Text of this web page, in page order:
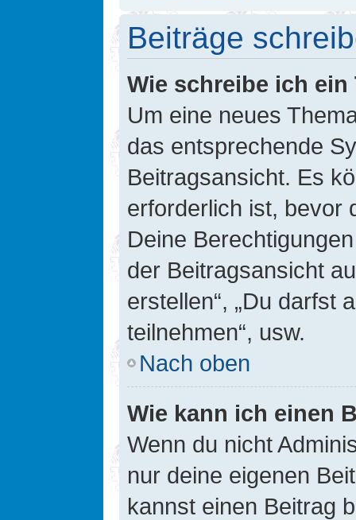
Beiträge
Wie schreibe ich ein
Um eine neues
das entsprechende
Beitragsansicht. Es
erforderlich ist, bevor
Deine
der Beitragsansicht
erstellen“, „Du darfst
teilnehmen“, usw.
Nach oben
Wie kann ich einen
Wenn du nicht
nur deine eigenen
kannst einen Beitrag